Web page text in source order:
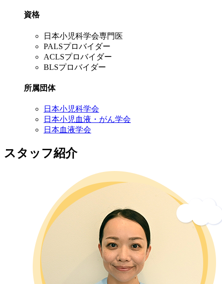
資格
日本小児科学会専門医
PALSプロバイダー
ACLSプロバイダー
BLSプロバイダー
所属団体
日本小児科学会
日本小児血液・がん学会
日本血液学会
スタッフ紹介